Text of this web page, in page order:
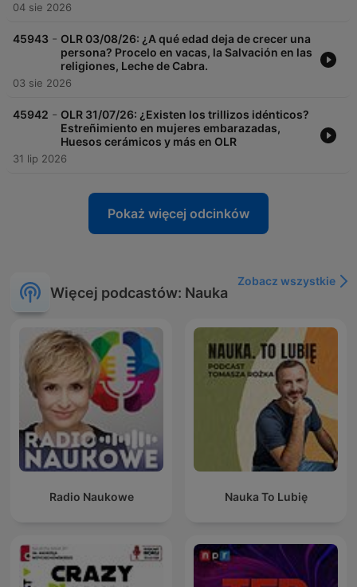
04 sie 2026
45943 - OLR 03/08/26: ¿A qué edad deja de crecer una
persona? Procelo en vacas, la Salvación en las
religiones, Leche de Cabra.
03 sie 2026
45942 - OLR 31/07/26: ¿Existen los trillizos idénticos?
Estreñimiento en mujeres embarazadas,
Huesos cerámicos y más en OLR
31 lip 2026
Pokaż więcej odcinków
Więcej podcastów: Nauka
Zobacz wszystkie
Radio Naukowe Nauka To Lubię